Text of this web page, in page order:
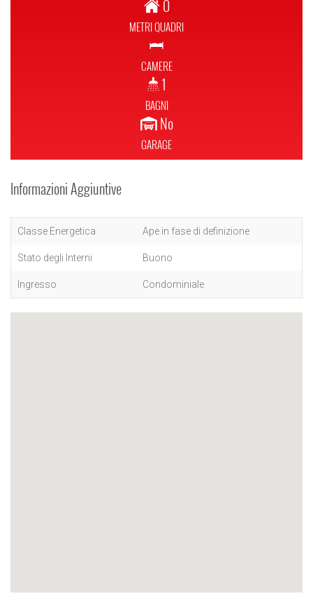
0
METRI QUADRI
CAMERE
1
BAGNI
No
GARAGE
Informazioni Aggiuntive
Classe Energetica Ape in fase di definizione
Stato degli Interni Buono
Ingresso Condominiale